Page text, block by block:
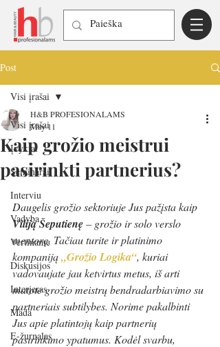
Post
Visi įrašai
Įvykiai
Seminarai
Interviu
Vadyba
Vertiname
Diskusijos
Interjeras
Mada
E-žurnalas
Visi įrašai
Kaip grožio meistrui
pasirinkti partnerius?
H&B PROFESIONALAMS
May 11
Daugelis grožio sektoriuje Jus pažįsta kaip
Viliją Šeputienę – grožio ir solo verslo
mentorę. Tačiau turite ir platinimo
kompaniją „Grožio Logika“, kuriai
vadovaujate jau ketvirtus metus, iš arti
matote grožio meistrų bendradarbiavimo su
partneriais subtilybes. Norime pakalbinti
Jus apie platintojų kaip partnerių
pasirinkimo ypatumus. Kodėl svarbu,